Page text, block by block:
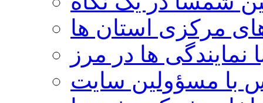
مرکزی استان ها
نمایندگی ها در مرز
با مسؤولین سایت